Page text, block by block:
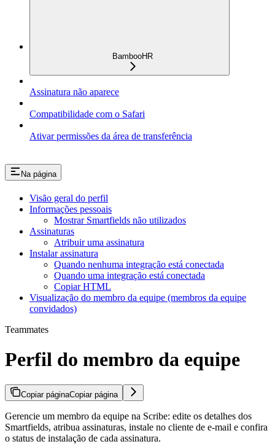
BambooHR
Assinatura não aparece
Compatibilidade com o Safari
Ativar permissões da área de transferência
Na página
Visão geral do perfil
Informações pessoais
Mostrar Smartfields não utilizados
Assinaturas
Atribuir uma assinatura
Instalar assinatura
Quando nenhuma integração está conectada
Quando uma integração está conectada
Copiar HTML
Visualização do membro da equipe (membros da equipe
convidados)
Teammates
Perfil do membro da equipe
Copiar páginaCopiar página
Gerencie um membro da equipe na Scribe: edite os detalhes dos
Smartfields, atribua assinaturas, instale no cliente de e-mail e confira
o status de instalação de cada assinatura.